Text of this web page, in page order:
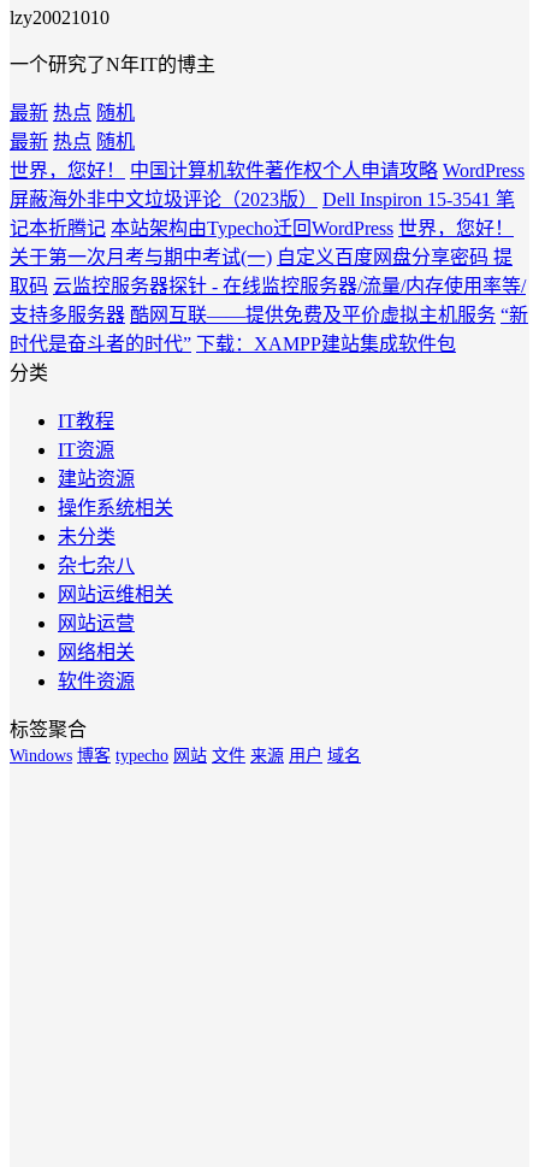
lzy20021010
一个研究了N年IT的博主
最新 热点 随机
最新 热点 随机
世界，您好！
中国计算机软件著作权个人申请攻略 WordPress
屏蔽海外非中文垃圾评论（2023版）
Dell Inspiron 15-3541 笔
记本折腾记 本站架构由Typecho迁回WordPress 世界，您好！
关于第一次月考与期中考试(一) 自定义百度网盘分享密码 提
取码 云监控服务器探针 - 在线监控服务器/流量/内存使用率等/
支持多服务器 酷网互联——提供免费及平价虚拟主机服务 “新
时代是奋斗者的时代” 下载：XAMPP建站集成软件包
分类
IT教程
IT资源
建站资源
操作系统相关
未分类
杂七杂八
网站运维相关
网站运营
网络相关
软件资源
标签聚合
Windows 博客 typecho 网站 文件 来源 用户 域名